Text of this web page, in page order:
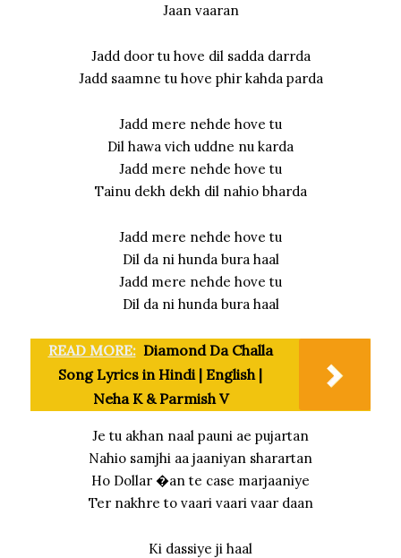
Jaan vaaran
Jadd door tu hove dil sadda darrda
Jadd saamne tu hove phir kahda parda
Jadd mere nehde hove tu
Dil hawa vich uddne nu karda
Jadd mere nehde hove tu
Tainu dekh dekh dil nahio bharda
Jadd mere nehde hove tu
Dil da ni hunda bura haal
Jadd mere nehde hove tu
Dil da ni hunda bura haal
READ MORE: Diamond Da Challa
Song Lyrics in Hindi | English |
Neha K & Parmish V
Je tu akhan naal pauni ae pujartan
Nahio samjhi aa jaaniyan sharartan
Ho Dollar �an te case marjaaniye
Ter nakhre to vaari vaari vaar daan
Ki dassiye ji haal